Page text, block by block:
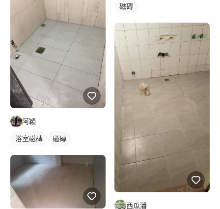
阿穎
浴室磁磚 磁磚
磁磚
西瓜潘